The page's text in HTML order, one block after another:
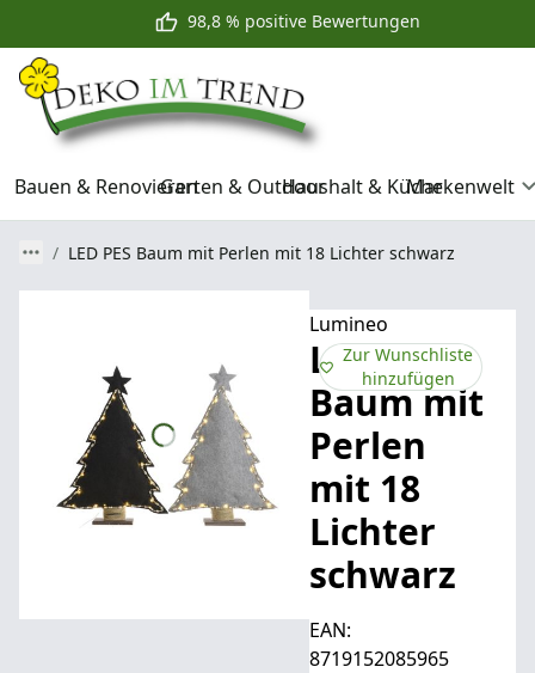
98,8 % positive Bewertungen
Bauen & RenovierenGarten & OutdoorHaushalt & KücheMarkenwelt
LED PES Baum mit Perlen mit 18 Lichter schwarz
Lumineo
LED PES
Baum mit
Perlen
mit 18
Lichter
schwarz
EAN:
8719152085965
Zur Wunschliste
hinzufügen